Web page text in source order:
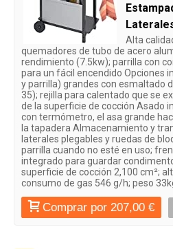
Alta
quemadores de tubo de acero
rendimiento (7.5kw); parrilla con
para un fácil encendido Opciones
y parrilla) grandes con esmaltado
35); rejilla para calentado que se
de la superficie de cocción Asado
con termómetro, el asa grande
la tapadera Almacenamiento y
laterales plegables y ruedas de
parrilla cuando no esté en uso;
integrado para guardar
superficie de cocción 2,100 cm²;
consumo de gas 546 g/h; peso
Comprar por 207,00 €